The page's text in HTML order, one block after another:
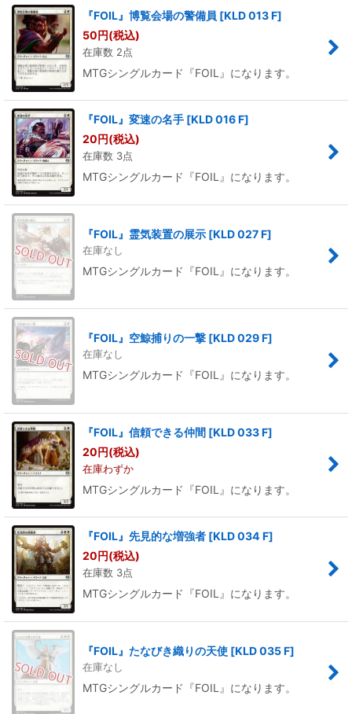
『FOIL』博覧会場の警備員 [KLD 013 F]
50円(税込)
在庫数 2点
MTGシングルカード『FOIL』になります。
『FOIL』変速の名手 [KLD 016 F]
20円(税込)
在庫数 3点
MTGシングルカード『FOIL』になります。
『FOIL』霊気装置の展示 [KLD 027 F]
在庫なし
MTGシングルカード『FOIL』になります。
『FOIL』空鯨捕りの一撃 [KLD 029 F]
在庫なし
MTGシングルカード『FOIL』になります。
『FOIL』信頼できる仲間 [KLD 033 F]
20円(税込)
在庫わずか
MTGシングルカード『FOIL』になります。
『FOIL』先見的な増強者 [KLD 034 F]
20円(税込)
在庫数 3点
MTGシングルカード『FOIL』になります。
『FOIL』たなびき織りの天使 [KLD 035 F]
在庫なし
MTGシングルカード『FOIL』になります。